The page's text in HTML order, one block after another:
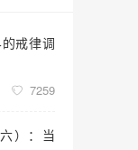
戒律调
7259
）：当